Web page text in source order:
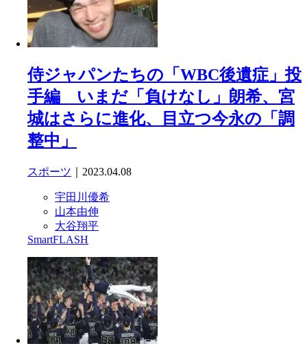
侍ジャパンたちの「WBC後遺症」投
手編 いまだ「負けなし」朗希、宮
城はさらに進化、目立つ今永の「調
整中」
スポーツ ｜2023.04.08
宇田川優希
山本由伸
大谷翔平
SmartFLASH